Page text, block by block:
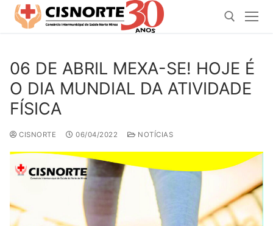
Pular
para
Pesquisar por:
06 DE ABRIL MEXA-SE! HOJE É
O DIA MUNDIAL DA ATIVIDADE
FÍSICA
CISNORTE 06/04/2022 NOTÍCIAS